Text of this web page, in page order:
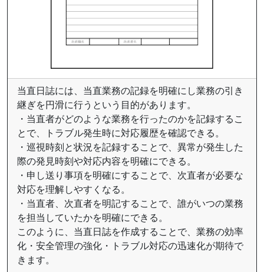
当直日誌には、当直業務の記録を明確にし業務の引き
継ぎを円滑に行うという目的があります。
・当直者がどのような業務を行ったのかを記録するこ
とで、トラブル発生時に対応履歴を確認できる。
・巡視時刻と状況を記録することで、異常が発生した
際の発見時刻や対応内容を明確にできる。
・申し送り事項を明確にすることで、次直者が必要な
対応を理解しやすくなる。
・当直者、次直者を明記することで、誰がいつの業務
を担当していたかを明確にできる。
このように、当直日誌を作成することで、業務の効率
化・安全管理の強化・トラブル対応の迅速化が期待で
きます。